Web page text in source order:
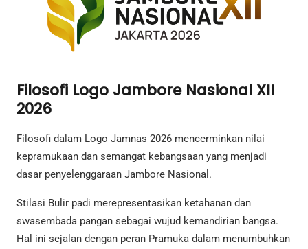
Filosofi Logo Jambore Nasional XII
2026
Filosofi dalam Logo Jamnas 2026 mencerminkan nilai
kepramukaan dan semangat kebangsaan yang menjadi
dasar penyelenggaraan Jambore Nasional.
Stilasi Bulir padi merepresentasikan ketahanan dan
swasembada pangan sebagai wujud kemandirian bangsa.
Hal ini sejalan dengan peran Pramuka dalam menumbuhkan